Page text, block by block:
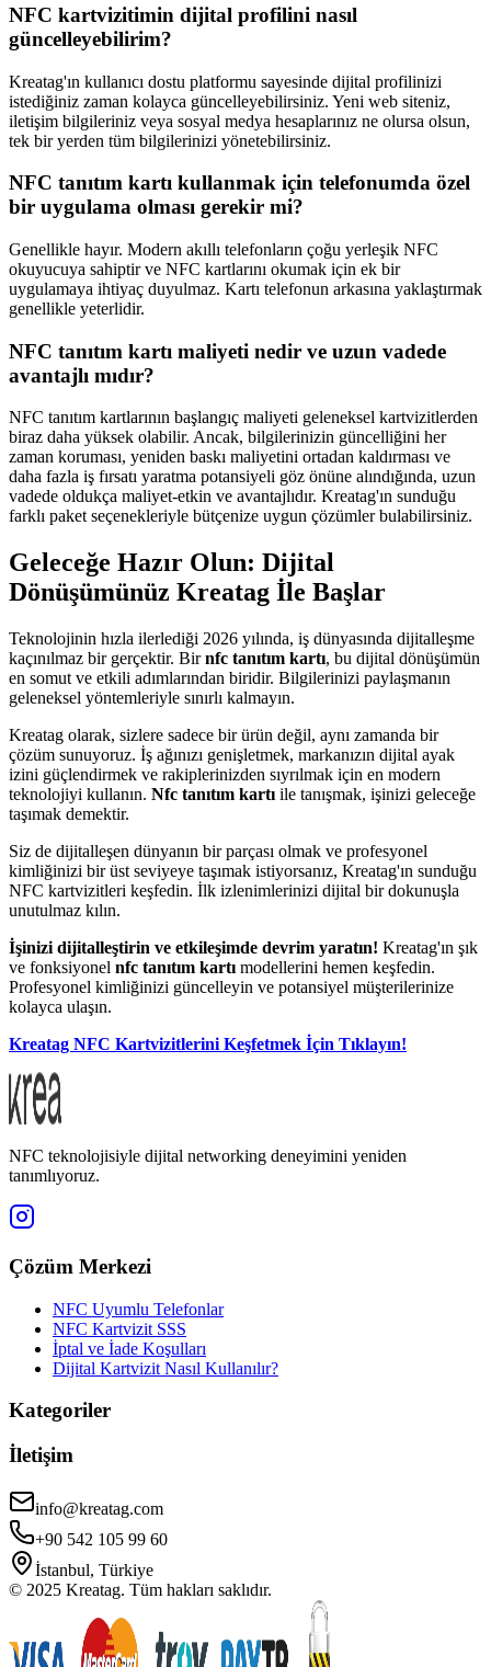
NFC kartvizitimin dijital profilini nasıl
güncelleyebilirim?
Kreatag'ın kullanıcı dostu platformu sayesinde dijital profilinizi
istediğiniz zaman kolayca güncelleyebilirsiniz. Yeni web siteniz,
iletişim bilgileriniz veya sosyal medya hesaplarınız ne olursa olsun,
tek bir yerden tüm bilgilerinizi yönetebilirsiniz.
NFC tanıtım kartı kullanmak için telefonumda özel
bir uygulama olması gerekir mi?
Genellikle hayır. Modern akıllı telefonların çoğu yerleşik NFC
okuyucuya sahiptir ve NFC kartlarını okumak için ek bir
uygulamaya ihtiyaç duyulmaz. Kartı telefonun arkasına yaklaştırmak
genellikle yeterlidir.
NFC tanıtım kartı maliyeti nedir ve uzun vadede
avantajlı mıdır?
NFC tanıtım kartlarının başlangıç maliyeti geleneksel kartvizitlerden
biraz daha yüksek olabilir. Ancak, bilgilerinizin güncelliğini her
zaman koruması, yeniden baskı maliyetini ortadan kaldırması ve
daha fazla iş fırsatı yaratma potansiyeli göz önüne alındığında, uzun
vadede oldukça maliyet-etkin ve avantajlıdır. Kreatag'ın sunduğu
farklı paket seçenekleriyle bütçenize uygun çözümler bulabilirsiniz.
Geleceğe Hazır Olun: Dijital
Dönüşümünüz Kreatag İle Başlar
Teknolojinin hızla ilerlediği 2026 yılında, iş dünyasında dijitalleşme
kaçınılmaz bir gerçektir. Birnfc tanıtım kartı, bu dijital dönüşümün
en somut ve etkili adımlarından biridir. Bilgilerinizi paylaşmanın
geleneksel yöntemleriyle sınırlı kalmayın.
Kreatag olarak, sizlere sadece bir ürün değil, aynı zamanda bir
çözüm sunuyoruz. İş ağınızı genişletmek, markanızın dijital ayak
izini güçlendirmek ve rakiplerinizden sıyrılmak için en modern
teknolojiyi kullanın. Nfc tanıtım kartı ile tanışmak, işinizi geleceğe
taşımak demektir.
Siz de dijitalleşen dünyanın bir parçası olmak ve profesyonel
kimliğinizi bir üst seviyeye taşımak istiyorsanız, Kreatag'ın sunduğu
NFC kartvizitleri keşfedin. İlk izlenimlerinizi dijital bir dokunuşla
unutulmaz kılın.
İşinizi dijitalleştirin ve etkileşimde devrim yaratın! Kreatag'ın şık
ve fonksiyonel nfc tanıtım kartı modellerini hemen keşfedin.
Profesyonel kimliğinizi güncelleyin ve potansiyel müşterilerinize
kolayca ulaşın.
Kreatag NFC Kartvizitlerini Keşfetmek İçin Tıklayın!
NFC teknolojisiyle dijital networking deneyimini yeniden
tanımlıyoruz.
Çözüm Merkezi
NFC Uyumlu Telefonlar
NFC Kartvizit SSS
İptal ve İade Koşulları
Dijital Kartvizit Nasıl Kullanılır?
Kategoriler
İletişim
info@kreatag.com
+90 542 105 99 60
İstanbul, Türkiye
© 2025 Kreatag. Tüm hakları saklıdır.